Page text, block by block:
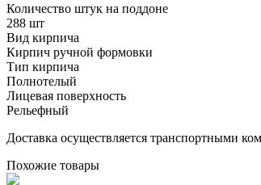
Количество штук на поддоне
288 шт
Вид кирпича
Кирпич ручной формовки
Тип кирпича
Полнотелый
Лицевая поверхность
Рельефный
Доставка осуществляется транспортными
Похожие товары